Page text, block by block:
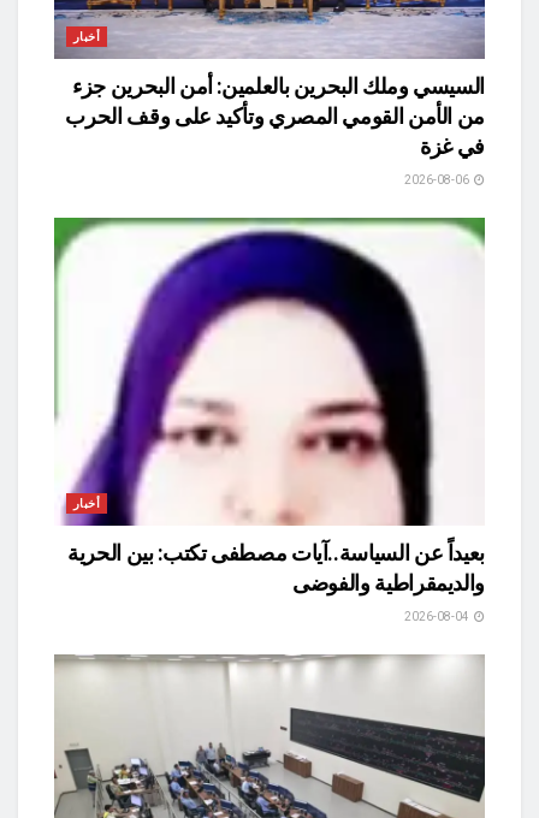
أخبار
السيسي وملك البحرين بالعلمين: أمن البحرين جزء
من الأمن القومي المصري وتأكيد على وقف الحرب
في غزة
أخبار
بعيداً عن السياسة..آيات مصطفى تكتب: بين الحرية
والديمقراطية والفوضى